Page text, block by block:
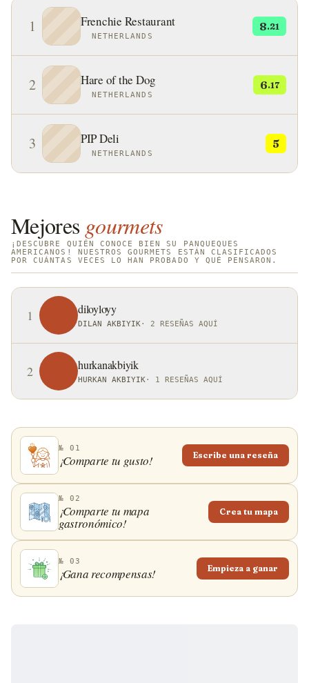
dólar de plata (más pequeños que los panqueques
normales). Originalmente, los panqueques eran un
símbolo del sol y desempeñaron un papel clave en los
primeros rituales religiosos de los nativos
americanos, quienes primero los hicieron con harina
de maíz molida que luego se cocinaba en piedras
calientes.
1 Frenchie Restaurant
NETHERLANDS
8.21
2 Hare of the Dog
NETHERLANDS
6.17
3 PIP Deli
NETHERLANDS
5
Mejores gourmets
¡DESCUBRE QUIÉN CONOCE BIEN SU PANQUEQUES
AMERICANOS! NUESTROS GOURMETS ESTÁN CLASIFICADOS
POR CUÁNTAS VECES LO HAN PROBADO Y QUÉ PENSARON.
1 diloyloyy
DILAN AKBIYIK · 2 RESEÑAS AQUÍ
2 hurkanakbiyik
HURKAN AKBIYIK · 1 RESEÑAS AQUÍ
№ 01
¡Comparte tu gusto! Escribe una reseña
№ 02
¡Comparte tu mapa
gastronómico!
Crea tu mapa
№ 03
¡Gana recompensas! Empieza a ganar